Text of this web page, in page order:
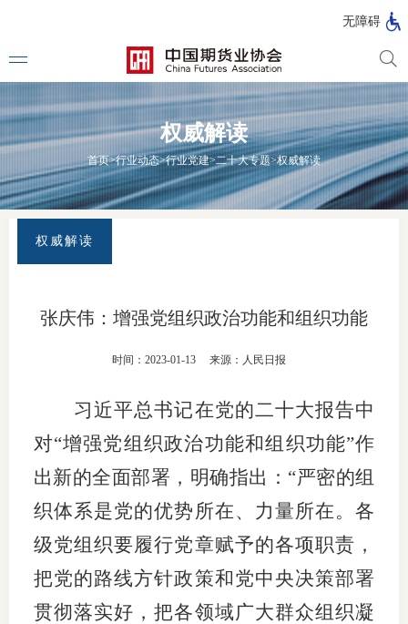
无障碍
法律法
行政法
自律规
团体标
会员管
资格管
权威解读
首页>行业动态>行业党建>二十大专题>权威解读
权威解读
张庆伟：增强党组织政治功能和组织功能
时间：2023-01-13 来源：人民日报
习近平总书记在党的二十大报告中
对“增强党组织政治功能和组织功能”作
出新的全面部署，明确指出：“严密的组
织体系是党的优势所在、力量所在。各
级党组织要履行党章赋予的各项职责，
把党的路线方针政策和党中央决策部署
贯彻落实好，把各领域广大群众组织凝
市
货
司
险
理
司
产
理
司
司
投
诉
受
理
渠